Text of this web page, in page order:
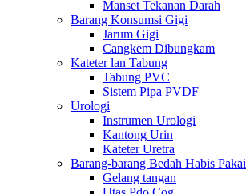
Manset Tekanan Darah
Barang Konsumsi Gigi
Jarum Gigi
Cangkem Dibungkam
Kateter lan Tabung
Tabung PVC
Sistem Pipa PVDF
Urologi
Instrumen Urologi
Kantong Urin
Kateter Uretra
Barang-barang Bedah Habis Pakai
Gelang tangan